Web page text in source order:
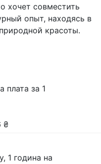
хочет совместить
опыт, находясь в
красоты.
плата за 1
₴
1 година на